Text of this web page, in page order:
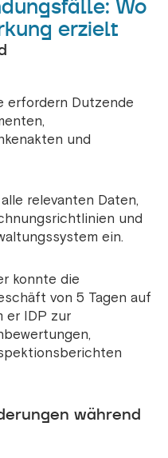
Wo
erzielt
erfordern Dutzende
und
relevanten Daten,
und
ein.
konnte die
von 5 Tagen auf
er IDP zur
während